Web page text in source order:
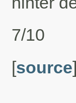
7/10
[source